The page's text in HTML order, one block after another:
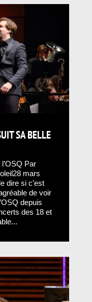
SA BELLE
Par
mars
dire si c’est
de voir
depuis
des 18 et